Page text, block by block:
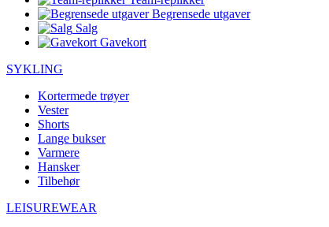
Begrensede utgaver
Salg
Gavekort
SYKLING
Kortermede trøyer
Vester
Shorts
Lange bukser
Varmere
Hansker
Tilbehør
LEISUREWEAR